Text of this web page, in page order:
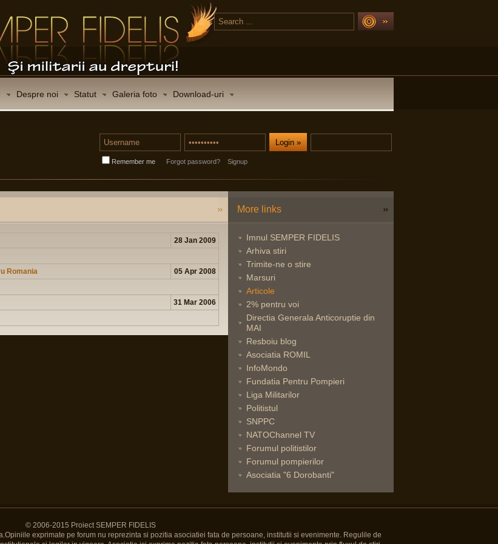
Despre noi Statut Galeria foto Download-uri
Remember me Forgot password? Signup
28 Jan 2009
Romania
05 Apr 2008
31 Mar 2006
More links
Imnul SEMPER FIDELIS
Arhiva stiri
Trimite-ne o stire
Marsuri
Articole
2% pentru voi
Directia Generala Anticoruptie din
MAI
Resboiu blog
Asociatia ROMIL
InfoMondo
Fundatia Pentru Pompieri
Liga Militarilor
Politistul
SNPPC
NATOChannel TV
Forumul politistilor
Forumul pompierilor
Asociatia "6 Dorobanti"
© 2006-2015 Proiect SEMPER FIDELIS
exprimate pe forum nu reprezinta si pozitia asociatiei fata de persoane, institutii si evenimente. Regulile de